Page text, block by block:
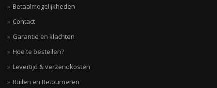
Betaalmogelijkheden
Contact
Garantie en klachten
Hoe te bestellen?
Levertijd & verzendkosten
Ruilen en Retourneren